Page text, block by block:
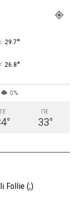
29.7°
26.8°
0%
°
ΠΕ
33°
Follie (;)